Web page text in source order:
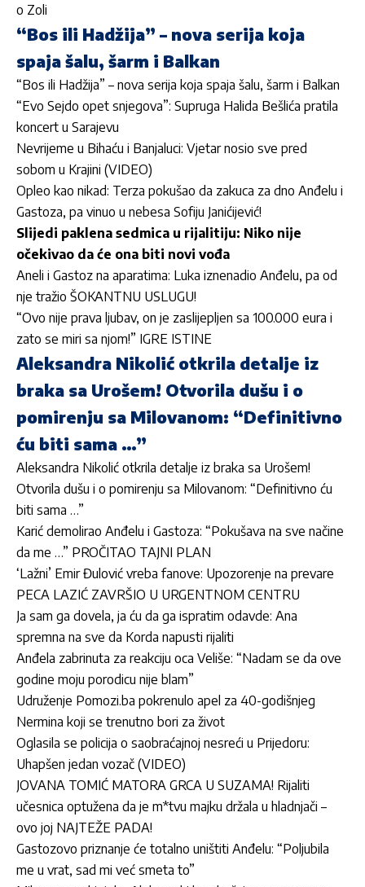
o Zoli
“Bos ili Hadžija” – nova serija koja
spaja šalu, šarm i Balkan
“Bos ili Hadžija” – nova serija koja spaja šalu, šarm i Balkan
“Evo Sejdo opet snjegova”: Supruga Halida Bešlića pratila
koncert u Sarajevu
Nevrijeme u Bihaću i Banjaluci: Vjetar nosio sve pred
sobom u Krajini (VIDEO)
Opleo kao nikad: Terza pokušao da zakuca za dno Anđelu i
Gastoza, pa vinuo u nebesa Sofiju Janićijević!
Slijedi paklena sedmica u rijalitiju: Niko nije
očekivao da će ona biti novi vođa
Aneli i Gastoz na aparatima: Luka iznenadio Anđelu, pa od
nje tražio ŠOKANTNU USLUGU!
“Ovo nije prava ljubav, on je zaslijepljen sa 100.000 eura i
zato se miri sa njom!” IGRE ISTINE
Aleksandra Nikolić otkrila detalje iz
braka sa Urošem! Otvorila dušu i o
pomirenju sa Milovanom: “Definitivno
ću biti sama …”
Aleksandra Nikolić otkrila detalje iz braka sa Urošem!
Otvorila dušu i o pomirenju sa Milovanom: “Definitivno ću
biti sama …”
Karić demolirao Anđelu i Gastoza: “Pokušava na sve načine
da me …” PROČITAO TAJNI PLAN
‘Lažni’ Emir Đulović vreba fanove: Upozorenje na prevare
PECA LAZIĆ ZAVRŠIO U URGENTNOM CENTRU
Ja sam ga dovela, ja ću da ga ispratim odavde: Ana
spremna na sve da Korda napusti rijaliti
Anđela zabrinuta za reakciju oca Veliše: “Nadam se da ove
godine moju porodicu nije blam”
Udruženje Pomozi.ba pokrenulo apel za 40-godišnjeg
Nermina koji se trenutno bori za život
Oglasila se policija o saobraćajnoj nesreći u Prijedoru:
Uhapšen jedan vozač (VIDEO)
JOVANA TOMIĆ MATORA GRCA U SUZAMA! Rijaliti
učesnica optužena da je m*tvu majku držala u hladnjači –
ovo joj NAJTEŽE PADA!
Gastozovo priznanje će totalno uništiti Anđelu: “Poljubila
me u vrat, sad mi već smeta to”